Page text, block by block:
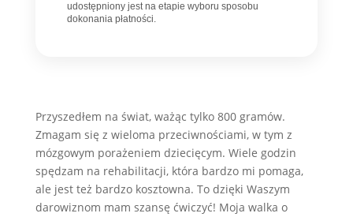
udostępniony jest na etapie wyboru sposobu
dokonania płatności.
Przyszedłem na świat, ważąc tylko 800 gramów.
Zmagam się z wieloma przeciwnościami, w tym z
mózgowym porażeniem dziecięcym. Wiele godzin
spędzam na rehabilitacji, która bardzo mi pomaga,
ale jest też bardzo kosztowna. To dzięki Waszym
darowiznom mam szansę ćwiczyć! Moja walka o